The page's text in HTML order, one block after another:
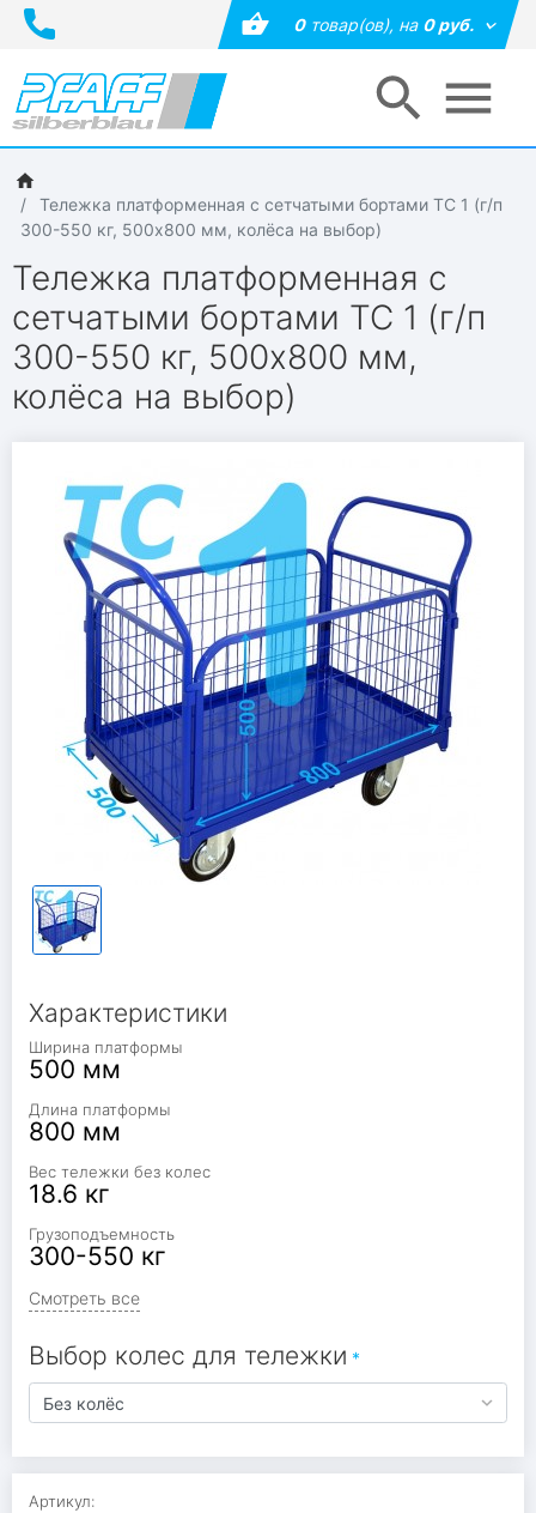
0товар(ов),на0 руб.
Тележка платформенная с сетчатыми бортами ТС 1 (г/п
300-550 кг, 500х800 мм, колёса на выбор)
Тележка платформенная с
сетчатыми бортами ТС 1 (г/п
300-550 кг, 500х800 мм,
колёса на выбор)
Характеристики
Ширина платформы
500 мм
Длина платформы
800 мм
Вес тележки без колес
18.6 кг
Грузоподъемность
300-550 кг
Смотреть все
Выбор колес для тележки
Артикул: